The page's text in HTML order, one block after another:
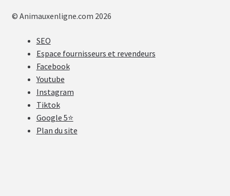
© Animauxenligne.com 2026
SEO
Espace fournisseurs et revendeurs
Facebook
Youtube
Instagram
Tiktok
Google 5⭐
Plan du site